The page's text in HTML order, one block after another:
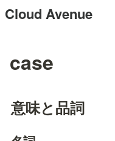
Cloud Avenue
case
意味と品詞